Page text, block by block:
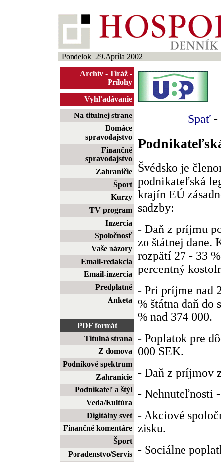
Pondelok 29.Apríla 2002
Archív - Tiráž -
Prílohy
Vyhľadávanie
Na titulnej strane
Domáce
spravodajstvo
Finančné
spravodajstvo
Zahraničie
Šport
Kurzy
TV program
Inzercia
Spoločnosť
Vaše názory
Email-redakcia
Email-inzercia
Predplatné
Anketa
PDF formát
Titulná strana
Z domova
Podnikové spektrum
Zahranicie
Podnikateľ a štýl
Veda/Kultúra
Digitálny svet
Finančné komentáre
Šport
Poradenstvo/Servis
Spať -
Švédsko je
podnikateľská
krajín EÚ
sadzby:
- Daň z príjmu
zo štátnej dane.
rozpätí 27 - 33
percentný
- Pri príjme nad
% štátna daň do
% nad 374 000.
- Poplatok pre
000 SEK.
- Daň z príjmov
- Nehnuteľnosti
- Akciové
zisku.
- Sociálne